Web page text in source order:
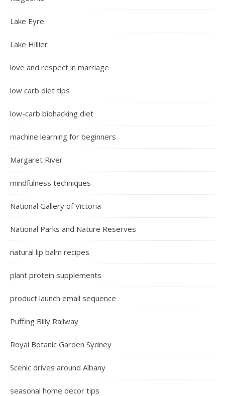
Lake Eyre
Lake Hillier
love and respect in marriage
low carb diet tips
low-carb biohacking diet
machine learning for beginners
Margaret River
mindfulness techniques
National Gallery of Victoria
National Parks and Nature Reserves
natural lip balm recipes
plant protein supplements
product launch email sequence
Puffing Billy Railway
Royal Botanic Garden Sydney
Scenic drives around Albany
seasonal home decor tips